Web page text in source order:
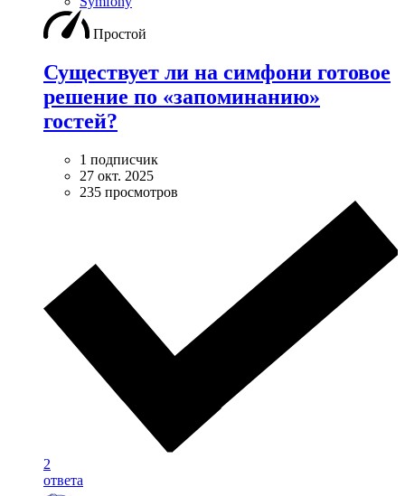
Простой
Существует ли на симфони готовое
решение по «запоминанию»
гостей?
1 подписчик
27 окт. 2025
235 просмотров
2
ответа